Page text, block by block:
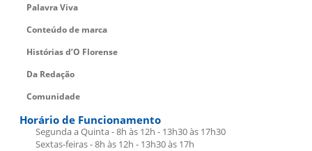
Palavra Viva
Conteúdo de marca
Histórias d’O Florense
Da Redação
Comunidade
Horário de Funcionamento
Segunda a Quinta - 8h às 12h - 13h30 às 17h30
Sextas-feiras - 8h às 12h - 13h30 às 17h